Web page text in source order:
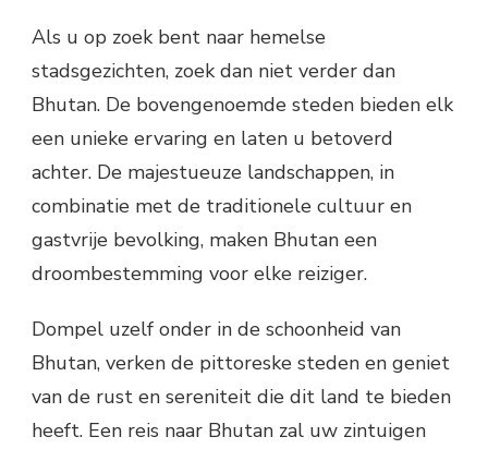
Als u op zoek bent naar hemelse
stadsgezichten, zoek dan niet verder dan
Bhutan. De bovengenoemde steden bieden elk
een unieke ervaring en laten u betoverd
achter. De majestueuze landschappen, in
combinatie met de traditionele cultuur en
gastvrije bevolking, maken Bhutan een
droombestemming voor elke reiziger.
Dompel uzelf onder in de schoonheid van
Bhutan, verken de pittoreske steden en geniet
van de rust en sereniteit die dit land te bieden
heeft. Een reis naar Bhutan zal uw zintuigen